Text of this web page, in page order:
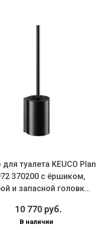
для туалета KEUCO Plan
370200 с ёршиком,
и запасной головк...
10 770 руб.
В наличии